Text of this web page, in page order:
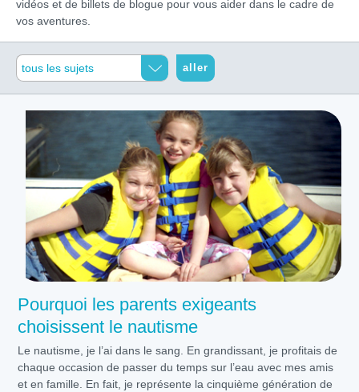
vidéos et de billets de blogue pour vous aider dans le cadre de
vos aventures.
aller
Pourquoi les parents exigeants
choisissent le nautisme
Le nautisme, je l’ai dans le sang. En grandissant, je profitais de
chaque occasion de passer du temps sur l’eau avec mes amis
et en famille. En fait, je représente la cinquième génération de